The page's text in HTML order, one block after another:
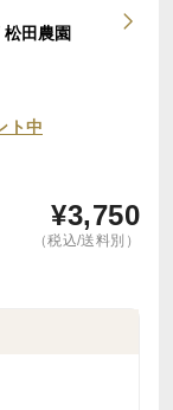
田農園
ト中
¥3,750
（税込/送料別）